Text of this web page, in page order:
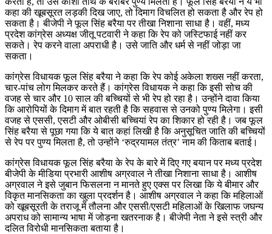
कहा की खूबसूरत लड़की दिख जाए, तो दिमाग विचलित हो सकता है और रेप हो
सकता है। बीजेपी ने फूल सिंह बरैया पर तीखा निशाना साधा है। वहीं, मध्य
प्रदेश कांग्रेस अध्यक्ष जीतू पटवारी ने कहा कि रेप को जस्टिफाई नहीं कर
सकते। रेप करने वाला अपराधी है। उसे जाति और धर्म से नहीं जोड़ा जा
सकता।
कांग्रेस विधायक फूल सिंह बरैया ने कहा कि रेप कोई अकेला शख्स नहीं करता,
चार-पांच लोग मिलकर करते हैं। कांग्रेस विधायक ने कहा कि इसी सोच की
वजह से चार और 10 साल की बच्चियों से भी रेप हो रहा है। उन्होंने दावा किया
कि आरोपियों के दिमाग में बात रहती है कि सहवास से उनको पुण्य मिलेगा। इसी
वजह से एससी, एसटी और ओबीसी बच्चियां रेप का शिकार हो रही है। जब फूल
सिंह बरैया से पूछा गया कि ये बात कहां लिखी है कि अनुसूचित जाति की बच्चियों
से रेप पर पुण्य मिलता है, तो उन्होंने ‘रुद्रयामल तंत्र’ नाम की किताब बताई।
कांग्रेस विधायक फूल सिंह बरैया के रेप के बारे में दिए गए बयान पर मध्य प्रदेश
बीजेपी के मीडिया प्रभारी आशीष अग्रवाल ने तीखा निशाना साधा है। आशीष
अग्रवाल ने इसे जुबान फिसलना न मानते हुए एक्स पर लिखा कि ये बीमार और
विकृत मानसिकता का खुला प्रदर्शन है। आशीष अग्रवाल ने कहा कि महिलाओं
को खूबसूरती के तराजू में तौलना और एससी/एसटी महिलाओं के खिलाफ जघन्य
अपराध को सामान्य भाषा में जोड़ना खतरनाक है। बीजेपी नेता ने इसे स्त्री और
दलित विरोधी मानसिकता बताया है।